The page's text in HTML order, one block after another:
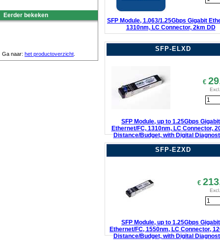
SFP Module, 1.063/1.25Gbps Gigabit
1310nm, LC Connector, 2km DD
SFP-ELXD
€
SFP Module, up to 1.25Gbps Gigabit
Ethernet/FC, 1310nm, LC Connector,
Distance/Budget, with Digital
SFP-EZXD
€
SFP Module, up to 1.25Gbps Gigabit
Ethernet/FC, 1550nm, LC Connector,
Distance/Budget, with Digital
Eerder bekeken
Ga naar: het productoverzicht